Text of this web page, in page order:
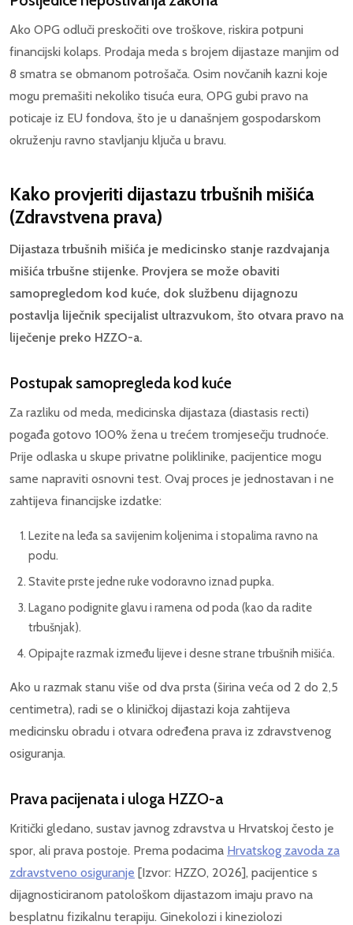
Ako OPG odluči preskočiti ove troškove, riskira potpuni
financijski kolaps. Prodaja meda s brojem dijastaze manjim od
8 smatra se obmanom potrošača. Osim novčanih kazni koje
mogu premašiti nekoliko tisuća eura, OPG gubi pravo na
poticaje iz EU fondova, što je u današnjem gospodarskom
okruženju ravno stavljanju ključa u bravu.
Kako provjeriti dijastazu trbušnih mišića
(Zdravstvena prava)
Dijastaza trbušnih mišića je medicinsko stanje razdvajanja
mišića trbušne stijenke. Provjera se može obaviti
samopregledom kod kuće, dok službenu dijagnozu
postavlja liječnik specijalist ultrazvukom, što otvara pravo na
liječenje preko HZZO-a.
Postupak samopregleda kod kuće
Za razliku od meda, medicinska dijastaza (diastasis recti)
pogađa gotovo 100% žena u trećem tromjesečju trudnoće.
Prije odlaska u skupe privatne poliklinike, pacijentice mogu
same napraviti osnovni test. Ovaj proces je jednostavan i ne
zahtijeva financijske izdatke:
Lezite na leđa sa savijenim koljenima i stopalima ravno na
podu.
Stavite prste jedne ruke vodoravno iznad pupka.
Lagano podignite glavu i ramena od poda (kao da radite
trbušnjak).
Opipajte razmak između lijeve i desne strane trbušnih mišića.
Ako u razmak stanu više od dva prsta (širina veća od 2 do 2,5
centimetra), radi se o kliničkoj dijastazi koja zahtijeva
medicinsku obradu i otvara određena prava iz zdravstvenog
osiguranja.
Prava pacijenata i uloga HZZO-a
Kritički gledano, sustav javnog zdravstva u Hrvatskoj često je
spor, ali prava postoje. Prema podacima Hrvatskog zavoda za
zdravstveno osiguranje [Izvor: HZZO, 2026], pacijentice s
dijagnosticiranom patološkom dijastazom imaju pravo na
besplatnu fizikalnu terapiju. Ginekolozi i kineziolozi